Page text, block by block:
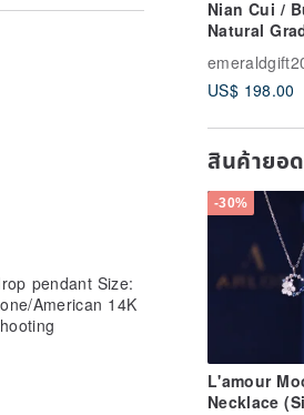
Nian Cui /
Natural
Jadeite - Icy,
Luminous,
Pure White
US$ 198.00
สินค้ายอ
-30%
L'amour
Necklace
pendant Size:
American 14K